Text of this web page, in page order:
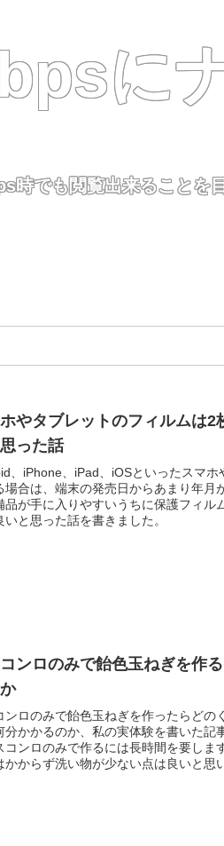
に
時でも閲覧出来ることを
やタブレットのフィルムは2
った話
、iPhone、iPad、iOSといったスマホ
場合は、端末の発売日からあまり年月
品が手に入りやすいうちに保護フィル
いと思った話を書きました。
ンロのみで飴色玉ねぎを作
ンロのみで飴色玉ねぎを作ったらどの
分かかるのか、私の実体験を書いた記
コンロのみで作るには長時間を要しま
かからず洗い物が少ない点は良いと思